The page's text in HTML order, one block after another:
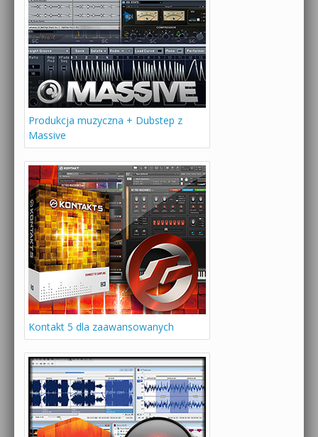
Produkcja muzyczna + Dubstep z
Massive
Kontakt 5 dla zaawansowanych